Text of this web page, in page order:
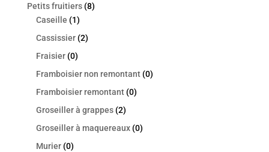
Petits fruitiers (8)
Caseille (1)
Cassissier (2)
Fraisier (0)
Framboisier non remontant (0)
Framboisier remontant (0)
Groseiller à grappes (2)
Groseiller à maquereaux (0)
Murier (0)